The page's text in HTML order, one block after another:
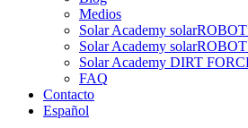
Medios
Solar Academy
Solar Academy
Solar Academy DIRT
FAQ
Contacto
Español